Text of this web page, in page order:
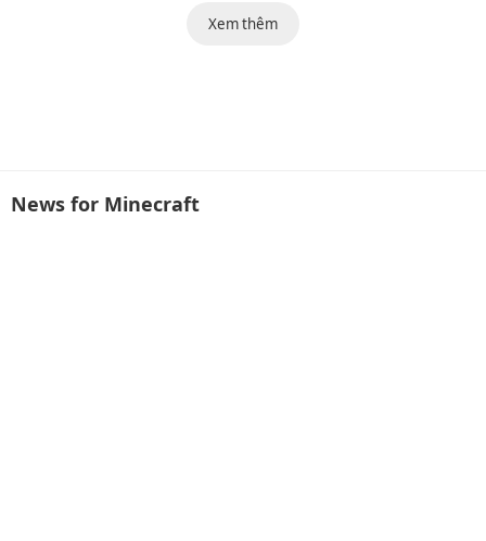
Xem thêm
News for Minecraft